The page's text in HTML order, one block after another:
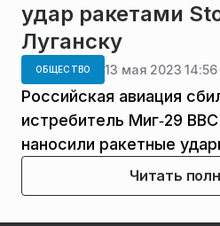
удар ракетами
Луганску
ОБЩЕСТВО 13 мая 2023 14:56
Российская авиация
истребитель Миг‑29
наносили ракетные
Читать